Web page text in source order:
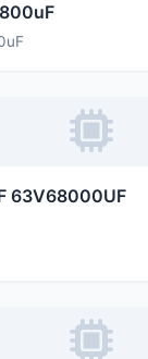
63V68000UF